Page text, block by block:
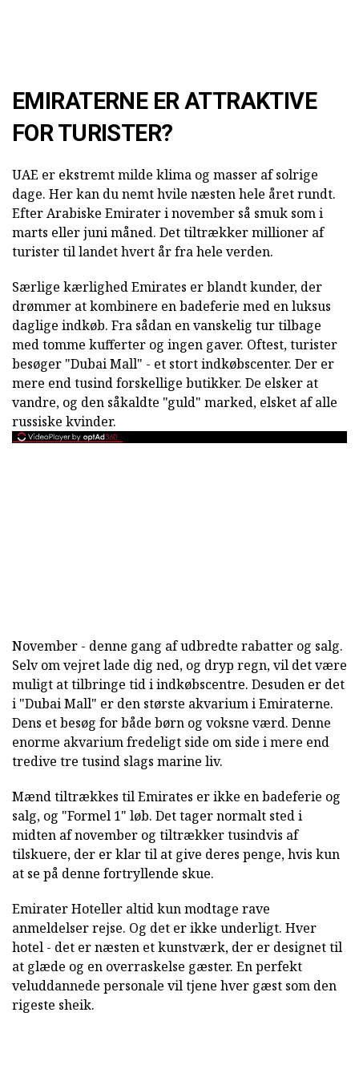
EMIRATERNE ER ATTRAKTIVE
FOR TURISTER?
UAE er ekstremt milde klima og masser af solrige
dage. Her kan du nemt hvile næsten hele året rundt.
Efter Arabiske Emirater i november så smuk som i
marts eller juni måned. Det tiltrækker millioner af
turister til landet hvert år fra hele verden.
Særlige kærlighed Emirates er blandt kunder, der
drømmer at kombinere en badeferie med en luksus
daglige indkøb. Fra sådan en vanskelig tur tilbage
med tomme kufferter og ingen gaver. Oftest, turister
besøger "Dubai Mall" - et stort indkøbscenter. Der er
mere end tusind forskellige butikker. De elsker at
vandre, og den såkaldte "guld" marked, elsket af alle
russiske kvinder.
November - denne gang af udbredte rabatter og salg.
Selv om vejret lade dig ned, og dryp regn, vil det være
muligt at tilbringe tid i indkøbscentre. Desuden er det
i "Dubai Mall" er den største akvarium i Emiraterne.
Dens et besøg for både børn og voksne værd. Denne
enorme akvarium fredeligt side om side i mere end
tredive tre tusind slags marine liv.
Mænd tiltrækkes til Emirates er ikke en badeferie og
salg, og "Formel 1" løb. Det tager normalt sted i
midten af november og tiltrækker tusindvis af
tilskuere, der er klar til at give deres penge, hvis kun
at se på denne fortryllende skue.
Emirater Hoteller altid kun modtage rave
anmeldelser rejse. Og det er ikke underligt. Hver
hotel - det er næsten et kunstværk, der er designet til
at glæde og en overraskelse gæster. En perfekt
veluddannede personale vil tjene hver gæst som den
rigeste sheik.